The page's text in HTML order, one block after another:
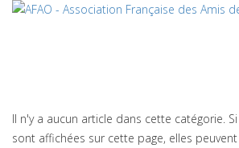
Il n'y a aucun article dans cette catégorie.
sont affichées sur cette page, elles